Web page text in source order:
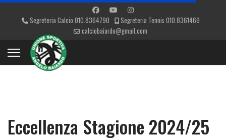
Segreteria Calcio 010.8364790
Segreteria Tennis 010.8361469
calciobaiardo@gmail.com
Eccellenza Stagione 2024/25